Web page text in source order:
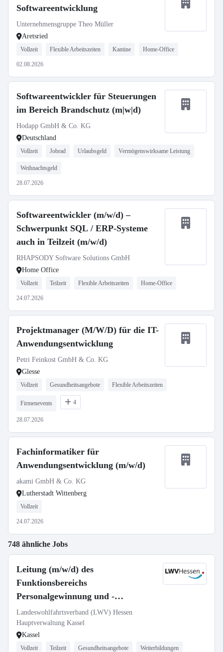
Softwareentwicklung
Unternehmensgruppe Theo Müller
Aretsried
Vollzeit Flexible Arbeitszeiten Kantine Home-Office
02.08.2026
Softwareentwickler für Steuerungen
im Bereich Brandschutz (m|w|d)
Hodapp GmbH & Co. KG
Deutschland
Vollzeit Jobrad Urlaubsgeld Vermögenswirksame Leistung
Weihnachtsgeld
28.07.2026
Softwareentwickler (m/w/d) –
Schwerpunkt SQL / ERP-Systeme
auch in Teilzeit (m/w/d)
RHAPSODY Software Solutions GmbH
Home Office
Vollzeit Teilzeit Flexible Arbeitszeiten Home-Office
24.07.2026
Projektmanager (M/W/D) für die IT-
Anwendungsentwicklung
Petri Feinkost GmbH & Co. KG
Glesse
Vollzeit Gesundheitsangebote Flexible Arbeitszeiten
Firmenevents 4
28.07.2026
Fachinformatiker für
Anwendungsentwicklung (m/w/d)
akami GmbH & Co. KG
Lutherstadt Wittenberg
Vollzeit
24.07.2026
748 ähnliche Jobs
Leitung (m/w/d) des
Funktionsbereichs
Personalgewinnung und -
entwicklung, BGM
Landeswohlfahrtsverband (LWV) Hessen
Hauptverwaltung Kassel
Kassel
Vollzeit Teilzeit Gesundheitsangebote Weiterbildungen